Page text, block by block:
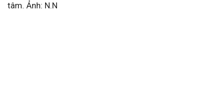
tâm. Ảnh: N.N